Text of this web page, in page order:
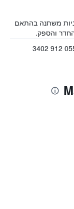
משתנה בהתאם
והספק.